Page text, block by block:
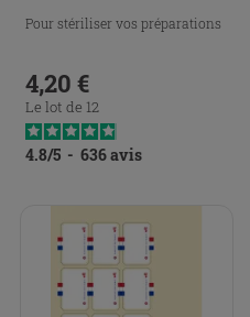
Pour stériliser vos préparations
Prix
4,20 €
Le lot de 12
4.8/5 - 636avis